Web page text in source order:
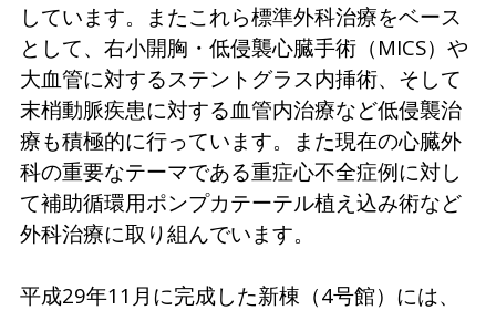
しています。またこれら標準外科治療をベース
として、右小開胸・低侵襲心臓手術（MICS）や
大血管に対するステントグラス内挿術、そして
末梢動脈疾患に対する血管内治療など低侵襲治
療も積極的に行っています。また現在の心臓外
科の重要なテーマである重症心不全症例に対し
て補助循環用ポンプカテーテル植え込み術など
外科治療に取り組んでいます。
平成29年11月に完成した新棟（4号館）には、